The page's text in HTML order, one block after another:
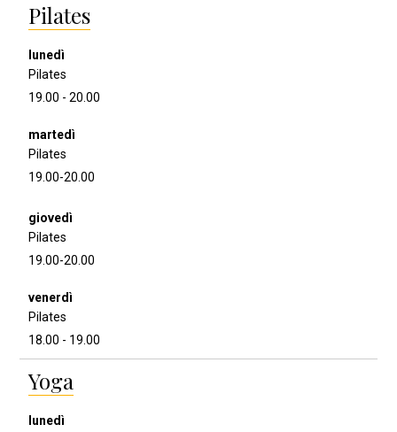
Pilates
Pilates
19.00 - 20.00
Pilates
19.00-20.00
Pilates
19.00-20.00
Pilates
18.00 - 19.00
Yoga